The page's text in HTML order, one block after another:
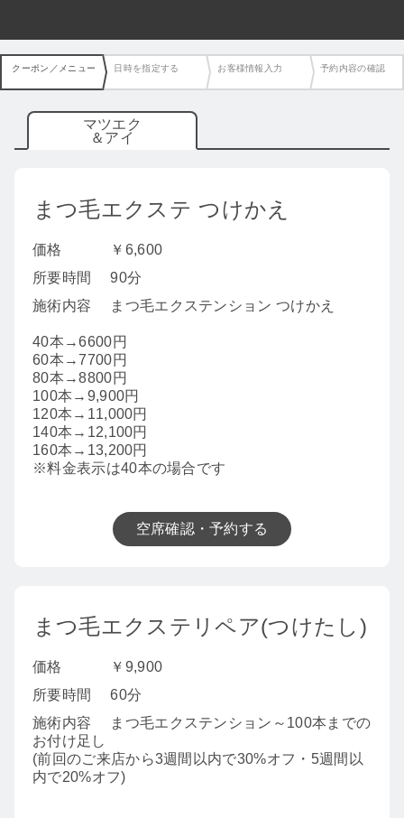
クーポン／メニュー 日時を指定する お客様情報入力 予約内容の確認
マツエク
＆アイ
まつ毛エクステ つけかえ
価格
￥6,600
所要時間
90分
施術内容
まつ毛エクステンション つけかえ
40本→6600円
60本→7700円
80本→8800円
100本→9,900円
120本→11,000円
140本→12,100円
160本→13,200円
※料金表示は40本の場合です
空席確認・予約する
まつ毛エクステリペア(つけたし)
価格
￥9,900
所要時間
60分
施術内容
まつ毛エクステンション～100本までの
お付け足し
(前回のご来店から3週間以内で30%オフ・5週間以
内で20%オフ)